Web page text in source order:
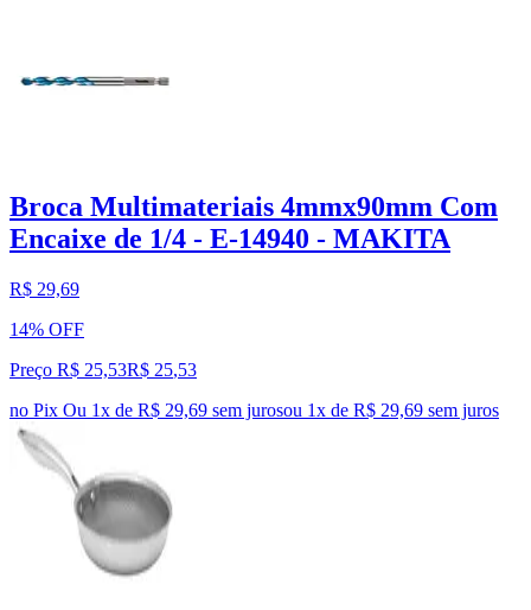
Broca Multimateriais 4mmx90mm Com
Encaixe de 1/4 - E-14940 - MAKITA
R$ 29,69
14% OFF
Preço R$ 25,53R$ 25,53
no Pix Ou 1x de R$ 29,69 sem jurosou 1x de R$ 29,69 sem juros